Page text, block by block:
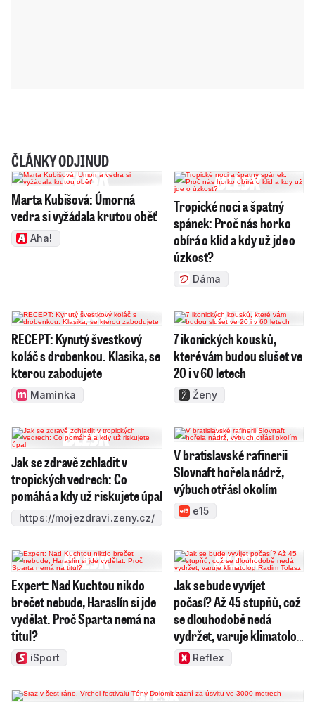
ČLÁNKY ODJINUD
Marta Kubišová: Úmorná
vedra si vyžádala krutou oběť
Aha!
Tropické noci a špatný
spánek: Proč nás horko
obírá o klid a kdy už jde o
úzkost?
Dáma
RECEPT: Kynutý švestkový
koláč s drobenkou. Klasika, se
kterou zabodujete
Maminka
7 ikonických kousků,
které vám budou slušet ve
20 i v 60 letech
Ženy
Jak se zdravě zchladit v
tropických vedrech: Co
pomáhá a kdy už riskujete úpal
https://mojezdravi.zeny.cz/
V bratislavské rafinerii
Slovnaft hořela nádrž,
výbuch otřásl okolím
e15
Expert: Nad Kuchtou nikdo
brečet nebude, Haraslín si jde
vydělat. Proč Sparta nemá na
titul?
iSport
Jak se bude vyvíjet
počasí? Až 45 stupňů, což
se dlouhodobě nedá
vydržet, varuje klimatolog
Radim Tolasz
Reflex